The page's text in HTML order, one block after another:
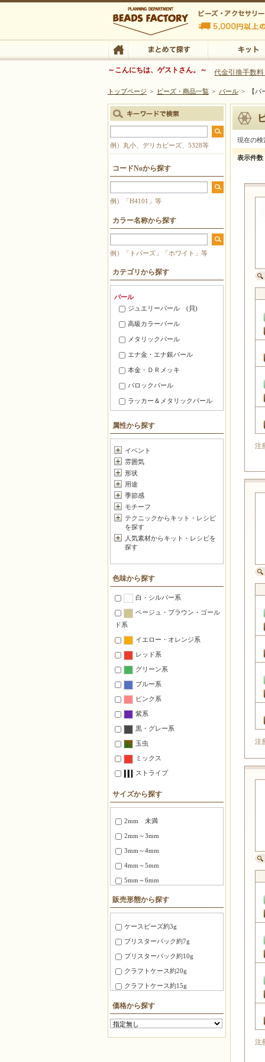
ビーズファクトリー ビーズ・パーツ・金具など
ビーズ・アクセサリ
ビーズ・アクセサリーの専門店 ビーズファクト
TOP まとめて探す キット
～こんにちは、ゲストさん。～ 代金引換手数
トップページ > ビーズ・商品一覧 > パール > 【
【パール
現在の検
表示件数
注
注
注
例）丸小、デリカビーズ、5328等
コードNoから探す
例）「H4101」等
カラー名称から探す
例）「トパーズ」「ホワイト」等
カテゴリから探す
パール
ジュエリーパール (貝)
高級カラーパール
メタリックパール
エナ金・エナ銀パール
本金・ＤＲメッキ
バロックパール
ラッカー＆メタリックパール
ローズビーズ・ローズパール
デザインパール
淡水パール
高級グラスパール
半丸パール・片穴パール
白・カルトラパール
レインボーパール
太穴パール
ドロップパール
コットンパール
シュリンクパール
ルシエルパール
スワロフスキークリスタルパー
属性から探す
イベント
雰囲気
形状
用途
季節感
モチーフ
テクニックからキット・レシピ
を探す
人気素材からキット・レシピを
探す
色味から探す
白・シルバー系
ベージュ・ブラウン・ゴール
ド系
イエロー・オレンジ系
レッド系
グリーン系
ブルー系
ピンク系
紫系
黒・グレー系
玉虫
ミックス
ストライプ
サイズから探す
2mm 未満
2mm～3mm
3mm～4mm
4mm～5mm
5mm～6mm
6～8mm
1.5X3mm ～ 1.8X6mm
2.0X6 mm ～ 2.5X12mm
2.7X12mm ～ 3.4X20mm
3X3X3mm
4X4X4mm
3.0X20mm ～ 4.0X10mm
10mm～15mm
15mm～20mm
販売形態から探す
ケースビーズ約3g
ブリスターパック約7g
ブリスターパック約10g
クラフトケース約20g
クラフトケース約15g
徳用パック約100g
ＢＦパック約7g
糸通しビーズ約75cm
価格から探す